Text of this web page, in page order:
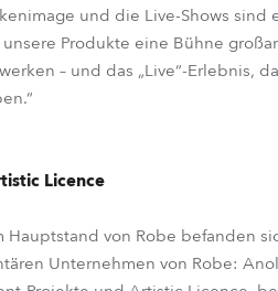
und die Live-Shows
Produkte eine Bühne
– und das „Live“-Erlebnis,
Licence
Hauptstand von Robe befanden
Unternehmen von Robe: